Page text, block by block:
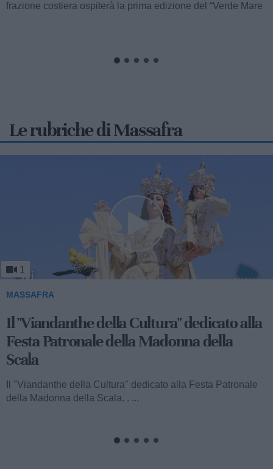
frazione costiera ospiterà la prima edizione del “Verde Mare
Le rubriche di Massafra
1
MASSAFRA
Il "Viandanthe della Cultura" dedicato alla
Festa Patronale della Madonna della
Scala
Il "Viandanthe della Cultura" dedicato alla Festa Patronale
della Madonna della Scala. . ...